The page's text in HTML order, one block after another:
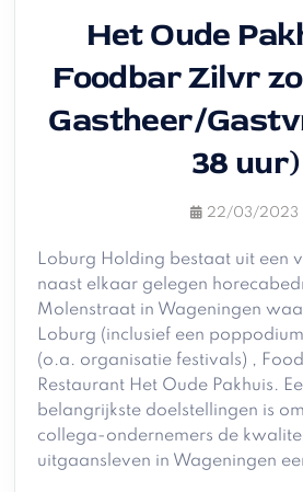
Het Oude
Foodbar Zilvr
Gastheer/
38 uur)
22/03/2023
Loburg Holding bestaat uit een
naast elkaar gelegen
Molenstraat in Wageningen
Loburg (inclusief een
(o.a. organisatie festivals) ,
Restaurant Het Oude Pakhuis.
belangrijkste doelstellingen is
collega-ondernemers de
uitgaansleven in Wageningen